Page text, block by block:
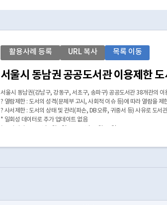
활용사례 등록 URL 복사 목록 이동
서울시 동남권 공공도서관 이용제한
서울시 동남권(강남구, 강동구, 서초구, 송파구) 공공도서관 38개관의 이
? 열람제한 : 도서의 성격(문체부 고시, 사회적 이슈 등)에 따라 열람을 제
? 사서제한 : 도서의 상태 및 관리(파손, DB오류, 귀중서 등) 사유로 도서
* 일회성 데이터로 추가 업데이트 없음
* 2023년 기준 서울시 202개 공공도서관 중 서울특별시교육청 설립
172개관과 서울도서관 총 173개관을 대상으로함